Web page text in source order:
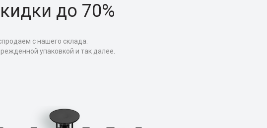
до 70%
с нашего склада.
упаковкой и так далее.